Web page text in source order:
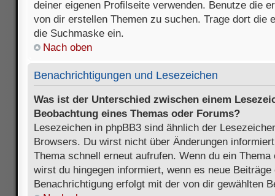
deiner eigenen Profilseite verwenden. Benutze die
von dir erstellen Themen zu suchen. Trage dort die
die Suchmaske ein.
Nach oben
Benachrichtigungen und Lesezeichen
Was ist der Unterschied zwischen einem
Beobachtung eines Themas oder Forums?
Lesezeichen in phpBB3 sind ähnlich der
Browsers. Du wirst nicht über Änderungen
Thema schnell erneut aufrufen. Wenn du ein
wirst du hingegen informiert, wenn es neue
Benachrichtigung erfolgt mit der von dir gewählten